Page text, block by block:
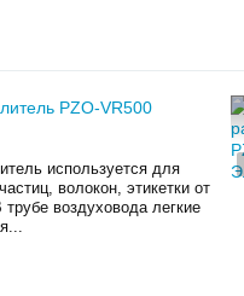
PZO-VR500
используется для
волокон, этикетки от
воздуховода легкие